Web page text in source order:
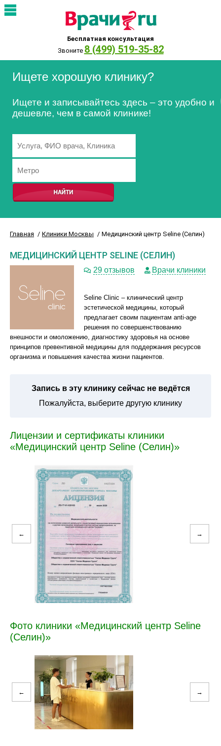
Бесплатная консультация
Звоните 8 (499) 519-35-82
Ищете хорошую клинику?
Ищете и записывайтесь здесь – это удобно и
дешевле, чем в самой клинике!
Главная Клиники Москвы Медицинский центр Seline (Селин)
МЕДИЦИНСКИЙ ЦЕНТР SELINE (СЕЛИН)
29 отзывов Врачи клиники
Seline Clinic – клинический центр
эстетической медицины, который
предлагает своим пациентам anti-age
решения по совершенствованию
внешности и омоложению, диагностику здоровья на основе
принципов превентивной медицины для поддержания ресурсов
организма и повышения качества жизни пациентов.
Запись в эту клинику сейчас не ведётся
Пожалуйста, выберите другую клинику
Лицензии и сертификаты клиники
«Медицинский центр Seline (Селин)»
← →
Фото клиники «Медицинский центр Seline
(Селин)»
← →